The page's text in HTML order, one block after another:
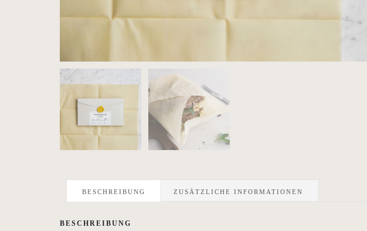
BESCHREIBUNG ZUSÄTZLICHE INFORMATIONEN
BESCHREIBUNG